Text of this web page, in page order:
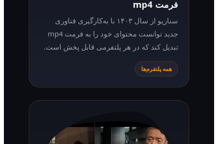
سناریو از سال ۱۴۰۳ با به‌کارگیری فناوری
جدید توانست محتوای خود را به فرمت mp4
تبدیل کند که در هر پلتفرمی قابل پخش است.
همه پلتفرم‌ها